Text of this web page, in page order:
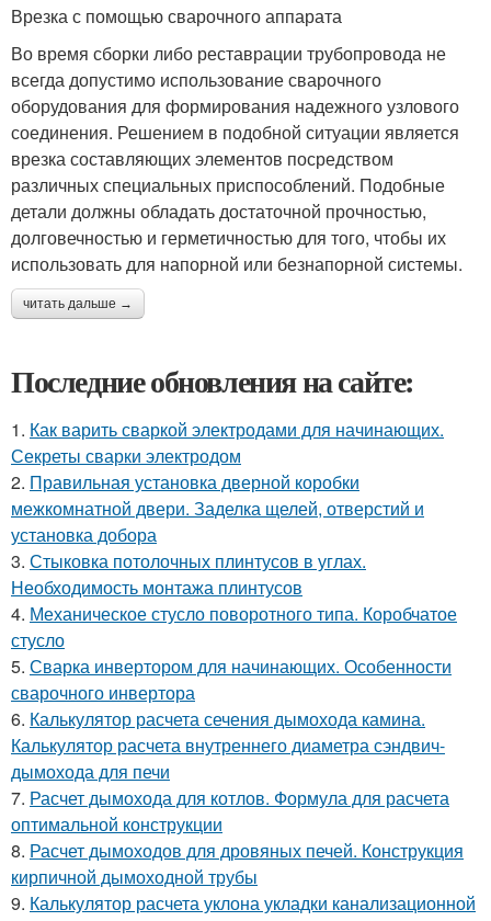
Врезка с помощью сварочного аппарата
Во время сборки либо реставрации трубопровода не
всегда допустимо использование сварочного
оборудования для формирования надежного узлового
соединения. Решением в подобной ситуации является
врезка составляющих элементов посредством
различных специальных приспособлений. Подобные
детали должны обладать достаточной прочностью,
долговечностью и герметичностью для того, чтобы их
использовать для напорной или безнапорной системы.
читать дальше →
Последние обновления на сайте:
1. Как варить сваркой электродами для начинающих.
Секреты сварки электродом
2. Правильная установка дверной коробки
межкомнатной двери. Заделка щелей, отверстий и
установка добора
3. Стыковка потолочных плинтусов в углах.
Необходимость монтажа плинтусов
4. Механическое стусло поворотного типа. Коробчатое
стусло
5. Сварка инвертором для начинающих. Особенности
сварочного инвертора
6. Калькулятор расчета сечения дымохода камина.
Калькулятор расчета внутреннего диаметра сэндвич-
дымохода для печи
7. Расчет дымохода для котлов. Формула для расчета
оптимальной конструкции
8. Расчет дымоходов для дровяных печей. Конструкция
кирпичной дымоходной трубы
9. Калькулятор расчета уклона укладки канализационной